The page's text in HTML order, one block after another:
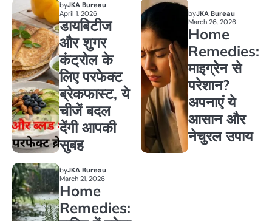
byJKA Bureau
April 1, 2026
डायबिटीज
और शुगर
कंट्रोल के
लिए परफेक्ट
ब्रेकफास्ट, ये
चीजें बदल
देंगी आपकी
सुबह
byJKA Bureau
March 26, 2026
Home
Remedies:
माइग्रेन से
परेशान?
अपनाएं ये
आसान और
नेचुरल उपाय
byJKA Bureau
March 21, 2026
Home
Remedies: